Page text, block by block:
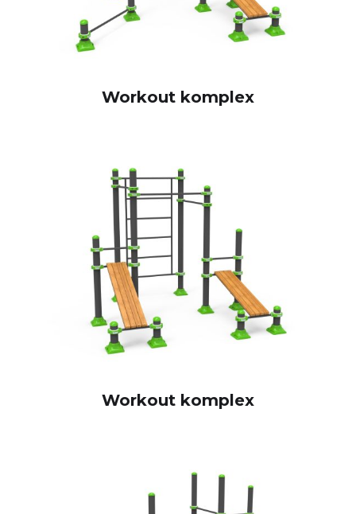
Workout komplex
Workout komplex